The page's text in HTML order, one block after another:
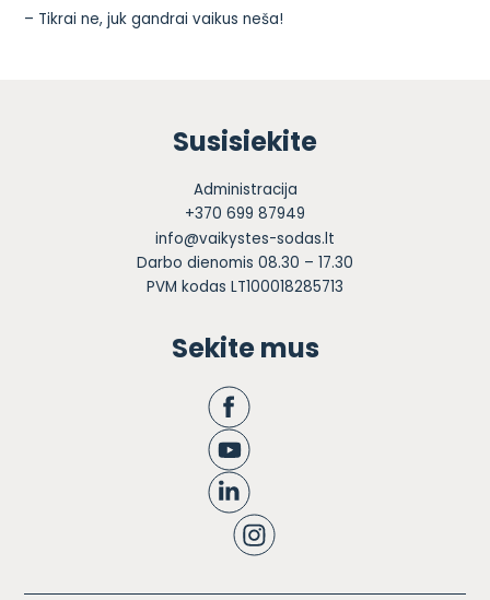
– Tikrai ne, juk gandrai vaikus neša!
Susisiekite
Administracija
+370 699 87949
info@vaikystes-sodas.lt
Darbo dienomis 08.30 – 17.30
PVM kodas LT100018285713
Sekite mus